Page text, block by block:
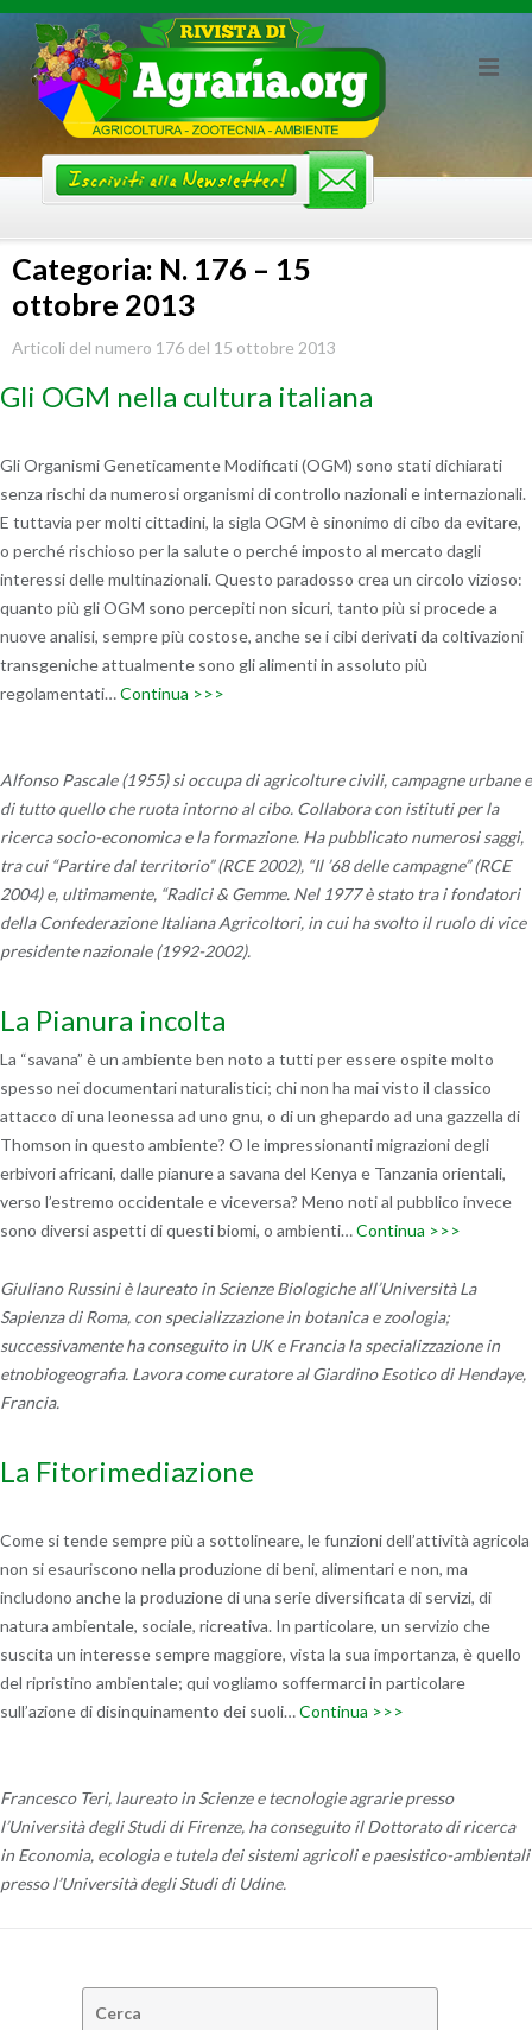
Skip
content
Categoria: N. 176 – 15
ottobre 2013
Articoli del numero 176 del 15 ottobre 2013
Gli OGM nella cultura italiana
Gli Organismi Geneticamente Modificati (OGM) sono stati dichiarati
senza rischi da numerosi organismi di controllo nazionali e internazionali.
E tuttavia per molti cittadini, la sigla OGM è sinonimo di cibo da evitare,
o perché rischioso per la salute o perché imposto al mercato dagli
interessi delle multinazionali. Questo paradosso crea un circolo vizioso:
quanto più gli OGM sono percepiti non sicuri, tanto più si procede a
nuove analisi, sempre più costose, anche se i cibi derivati da coltivazioni
transgeniche attualmente sono gli alimenti in assoluto più
regolamentati…Continua >>>
Alfonso Pascale (1955) si occupa di agricolture civili, campagne urbane e
di tutto quello che ruota intorno al cibo. Collabora con istituti per la
ricerca socio-economica e la formazione. Ha pubblicato numerosi saggi,
tra cui “Partire dal territorio” (RCE 2002), “Il ’68 delle campagne” (RCE
2004) e, ultimamente, “Radici & Gemme. Nel 1977 è stato tra i fondatori
della Confederazione Italiana Agricoltori, in cui ha svolto il ruolo di vice
presidente nazionale (1992-2002).
La Pianura incolta
La “savana” è un ambiente ben noto a tutti per essere ospite molto
spesso nei documentari naturalistici; chi non ha mai visto il classico
attacco di una leonessa ad uno gnu, o di un ghepardo ad una gazzella di
Thomson in questo ambiente? O le impressionanti migrazioni degli
erbivori africani, dalle pianure a savana del Kenya e Tanzania orientali,
verso l’estremo occidentale e viceversa? Meno noti al pubblico invece
sono diversi aspetti di questi biomi, o ambienti…Continua >>>
Giuliano Russini è laureato in Scienze Biologiche all’Università La
Sapienza di Roma, con specializzazione in botanica e zoologia;
successivamente ha conseguito in UK e Francia la specializzazione in
etnobiogeografia. Lavora come curatore al Giardino Esotico di Hendaye,
Francia.
La Fitorimediazione
Come si tende sempre più a sottolineare, le funzioni dell’attività agricola
non si esauriscono nella produzione di beni, alimentari e non, ma
includono anche la produzione di una serie diversificata di servizi, di
natura ambientale, sociale, ricreativa. In particolare, un servizio che
suscita un interesse sempre maggiore, vista la sua importanza, è quello
del ripristino ambientale; qui vogliamo soffermarci in particolare
sull’azione di disinquinamento dei suoli…Continua >>>
Francesco Teri, laureato in Scienze e tecnologie agrarie presso
l’Università degli Studi di Firenze, ha conseguito il Dottorato di ricerca
in Economia, ecologia e tutela dei sistemi agricoli e paesistico-ambientali
presso l’Università degli Studi di Udine.